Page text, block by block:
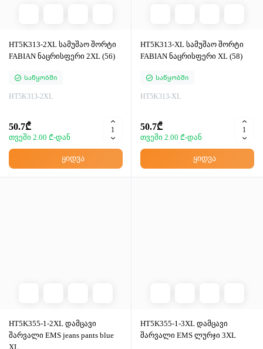
HT5K313-2XL სამუშაო შორტი
FABIAN ნაცრისფერი 2XL (56)
Საწყობში
HT5K313-2XL
50.7₾
თვეში 2.00 ₾-დან
ყიდვა
HT5K313-XL სამუშაო შორტი
FABIAN ნაცრისფერი XL (58)
Საწყობში
HT5K313-XL
50.7₾
თვეში 2.00 ₾-დან
ყიდვა
HT5K355-1-2XL დამცავი
შარვალი EMS jeans pants blue
XL
HT5K355-1-3XL დამცავი
შარვალი EMS ლურჯი 3XL